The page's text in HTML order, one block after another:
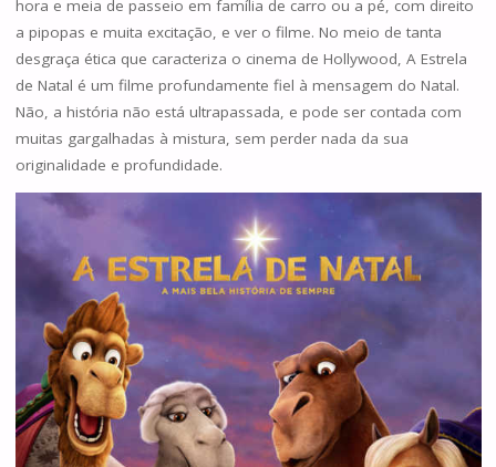
hora e meia de passeio em família de carro ou a pé, com direito
a pipopas e muita excitação, e ver o filme. No meio de tanta
desgraça ética que caracteriza o cinema de Hollywood, A Estrela
de Natal é um filme profundamente fiel à mensagem do Natal.
Não, a história não está ultrapassada, e pode ser contada com
muitas gargalhadas à mistura, sem perder nada da sua
originalidade e profundidade.